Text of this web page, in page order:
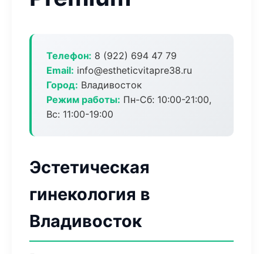
Телефон: 8 (922) 694 47 79
Email: info@estheticvitapre38.ru
Город: Владивосток
Режим работы: Пн-Сб: 10:00-21:00,
Вс: 11:00-19:00
Эстетическая
гинекология в
Владивосток